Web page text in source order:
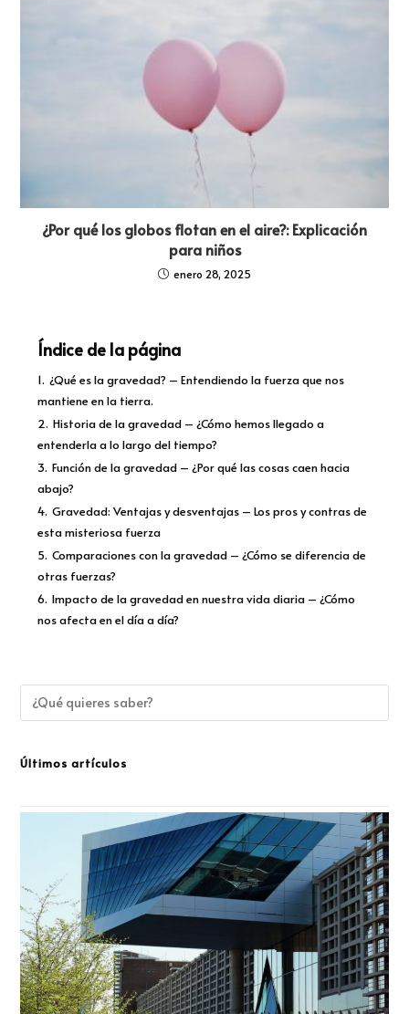
¿Por qué los globos flotan en el aire?: Explicación
para niños
enero 28, 2025
Índice de la página
1. ¿Qué es la gravedad? – Entendiendo la fuerza que nos
mantiene en la tierra.
2. Historia de la gravedad – ¿Cómo hemos llegado a
entenderla a lo largo del tiempo?
3. Función de la gravedad – ¿Por qué las cosas caen hacia
abajo?
4. Gravedad: Ventajas y desventajas – Los pros y contras de
esta misteriosa fuerza
5. Comparaciones con la gravedad – ¿Cómo se diferencia de
otras fuerzas?
6. Impacto de la gravedad en nuestra vida diaria – ¿Cómo
nos afecta en el día a día?
Últimos artículos